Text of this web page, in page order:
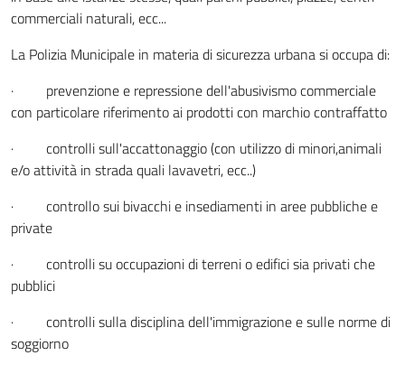
commerciali naturali, ecc...
La Polizia Municipale in materia di sicurezza urbana si occupa di:
· prevenzione e repressione dell'abusivismo commerciale
con particolare riferimento ai prodotti con marchio contraffatto
· controlli sull'accattonaggio (con utilizzo di minori,animali
e/o attività in strada quali lavavetri, ecc..)
· controllo sui bivacchi e insediamenti in aree pubbliche e
private
· controlli su occupazioni di terreni o edifici sia privati che
pubblici
· controlli sulla disciplina dell'immigrazione e sulle norme di
soggiorno